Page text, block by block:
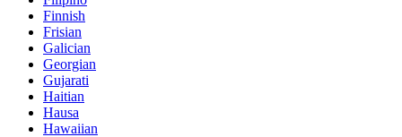
Finnish
Frisian
Galician
Georgian
Gujarati
Haitian
Hausa
Hawaiian